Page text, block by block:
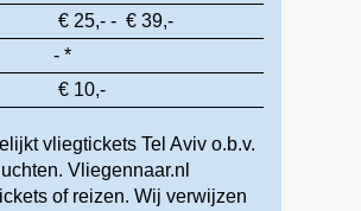
€ 25,- - € 39,-
- *
€ 10,-
vliegtickets Tel Aviv o.b.v.
Vliegennaar.nl
of reizen. Wij verwijzen